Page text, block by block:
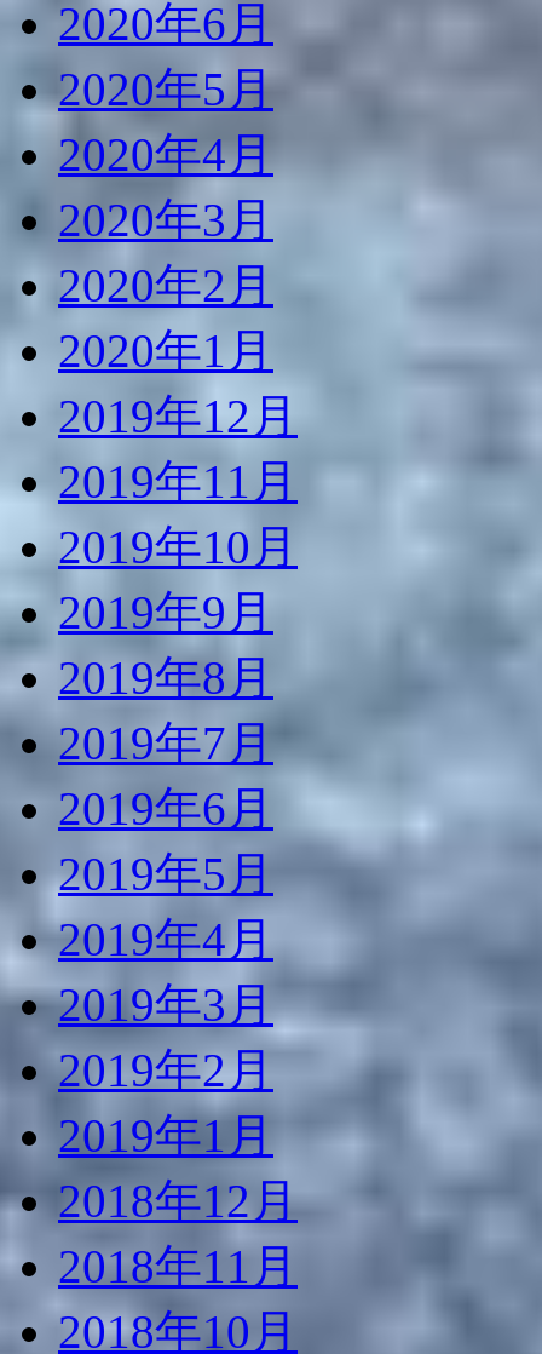
2020年6月
2020年5月
2020年4月
2020年3月
2020年2月
2020年1月
2019年12月
2019年11月
2019年10月
2019年9月
2019年8月
2019年7月
2019年6月
2019年5月
2019年4月
2019年3月
2019年2月
2019年1月
2018年12月
2018年11月
2018年10月